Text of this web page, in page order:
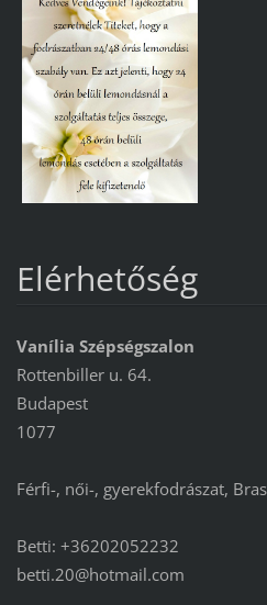
Elérhetőség
Vanília Szépségszalon
Rottenbiller u. 64.
Budapest
1077
Férfi-, női-, gyerekfodrászat,
Betti: +36202052232
betti.20@hotmail.com